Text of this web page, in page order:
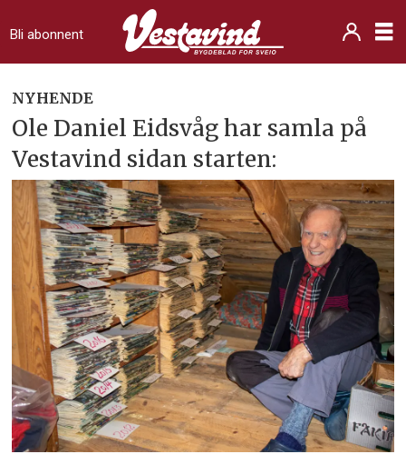
Bli abonnent
NYHENDE
Ole Daniel Eidsvåg har samla på
Vestavind sidan starten: